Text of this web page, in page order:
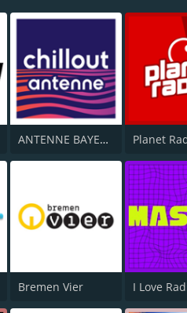
ANTENNE BAYERN Chillout Planet
Bremen Vier